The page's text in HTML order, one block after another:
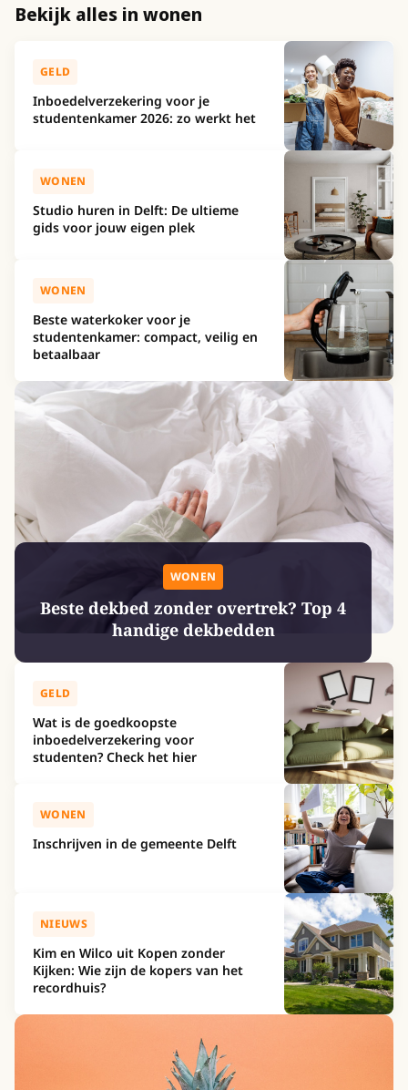
Bekijk alles in wonen
GELD
Inboedelverzekering voor je
studentenkamer 2026: zo werkt het
WONEN
Studio huren in Delft: De ultieme
gids voor jouw eigen plek
WONEN
Beste waterkoker voor je
studentenkamer: compact, veilig en
betaalbaar
WONEN
Beste dekbed zonder overtrek? Top 4
handige dekbedden
GELD
Wat is de goedkoopste
inboedelverzekering voor
studenten? Check het hier
WONEN
Inschrijven in de gemeente Delft
NIEUWS
Kim en Wilco uit Kopen zonder
Kijken: Wie zijn de kopers van het
recordhuis?